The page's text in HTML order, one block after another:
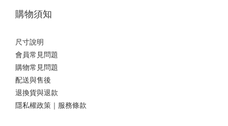
購物須知
尺寸說明
會員常見問題
購物常見問題
配送與售後
退換貨與退款
隱私權政策｜服務條款